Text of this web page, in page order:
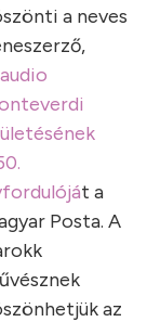
a neves
t a
Posta. A
az